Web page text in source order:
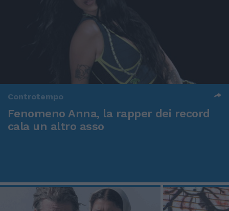
Controtempo
Fenomeno Anna, la rapper dei record
cala un altro asso